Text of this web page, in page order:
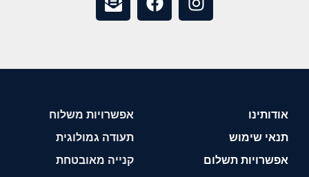
אודותינו
תנאי שימוש
אפשרויות תשלום
אפשרויות משלוח
תעודה גמולוגית
קנייה מאובטחת